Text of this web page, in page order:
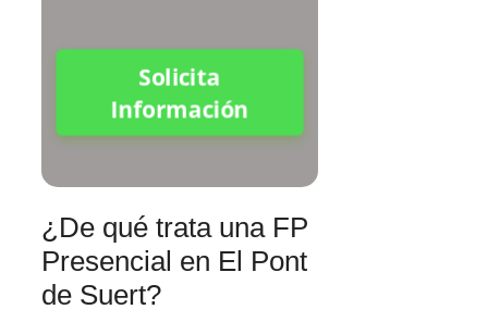
Solicita
Información
¿De qué trata una FP
Presencial en El Pont
de Suert?